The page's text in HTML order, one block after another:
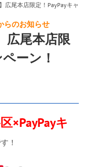
広尾本店限定！PayPayキャ
らのお知らせ
広尾本店限
ーン！
×PayPayキ
！